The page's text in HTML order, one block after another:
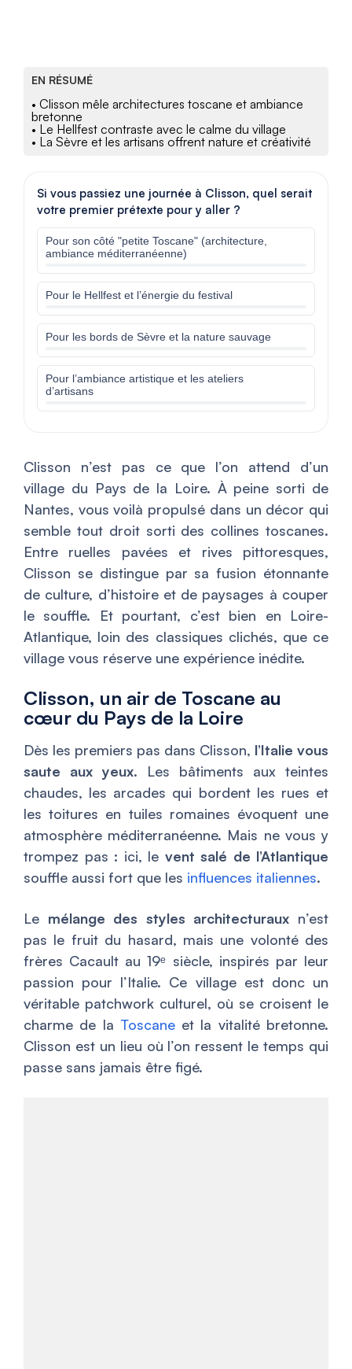
EN RÉSUMÉ
• Clisson mêle architectures toscane et ambiance
bretonne
• Le Hellfest contraste avec le calme du village
• La Sèvre et les artisans offrent nature et créativité
Si vous passiez une journée à Clisson, quel serait
votre premier prétexte pour y aller ?
Pour son côté "petite Toscane" (architecture,
ambiance méditerranéenne)
Pour le Hellfest et l’énergie du festival
Pour les bords de Sèvre et la nature sauvage
Pour l’ambiance artistique et les ateliers
d’artisans
Clisson n’est pas ce que l’on attend d’un
village du Pays de la Loire. À peine sorti de
Nantes, vous voilà propulsé dans un décor qui
semble tout droit sorti des collines toscanes.
Entre ruelles pavées et rives pittoresques,
Clisson se distingue par sa fusion étonnante
de culture, d’histoire et de paysages à couper
le souffle. Et pourtant, c’est bien en Loire-
Atlantique, loin des classiques clichés, que ce
village vous réserve une expérience inédite.
Clisson, un air de Toscane au
cœur du Pays de la Loire
Dès les premiers pas dans Clisson, l’Italie vous
saute aux yeux. Les bâtiments aux teintes
chaudes, les arcades qui bordent les rues et
les toitures en tuiles romaines évoquent une
atmosphère méditerranéenne. Mais ne vous y
trompez pas : ici, le vent salé de l’Atlantique
souffle aussi fort que les influences italiennes.
Le mélange des styles architecturaux n’est
pas le fruit du hasard, mais une volonté des
frères Cacault au 19ᵉ siècle, inspirés par leur
passion pour l’Italie. Ce village est donc un
véritable patchwork culturel, où se croisent le
charme de la Toscaneet la vitalité bretonne.
Clisson est un lieu où l’on ressent le temps qui
passe sans jamais être figé.